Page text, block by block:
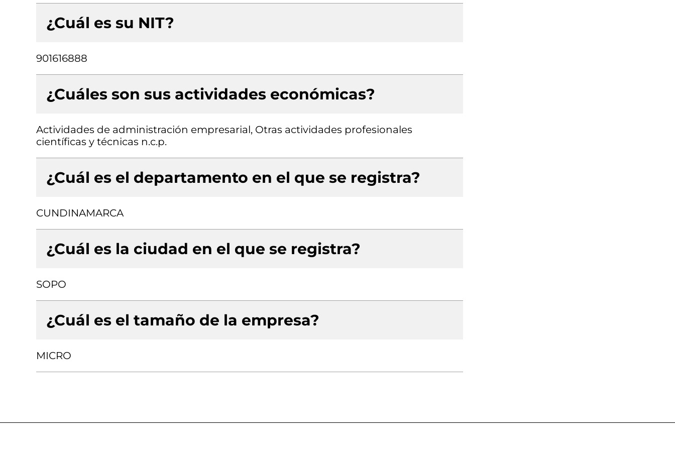
¿Cuál es su NIT?
901616888
¿Cuáles son sus actividades económicas?
Actividades de administración empresarial, Otras actividades profesionales
científicas y técnicas n.c.p.
¿Cuál es el departamento en el que se registra?
CUNDINAMARCA
¿Cuál es la ciudad en el que se registra?
SOPO
¿Cuál es el tamaño de la empresa?
MICRO